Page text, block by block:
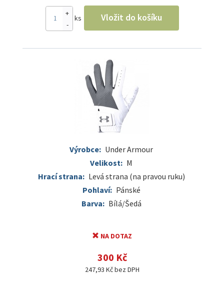
-
+
ks Vložit do košíku
Výrobce: Under Armour
Velikost: M
Hrací strana: Levá strana (na pravou ruku)
Pohlaví: Pánské
Barva: Bílá/Šedá
NA DOTAZ
300 Kč
247,93 Kč bez DPH